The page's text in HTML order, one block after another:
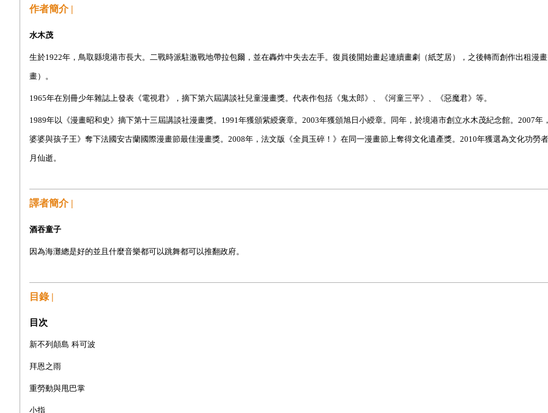
作者簡介 |
水木茂
生於1922年，鳥取縣境港市長大。二戰時派駐激戰地帶拉包爾，並在轟炸中失去左手。復員後開始畫起連續畫劇（紙芝居），之後轉而創作出租漫
畫）。
1965年在別冊少年雜誌上發表《電視君》，摘下第六屆講談社兒童漫畫獎。代表作包括《鬼太郎》、《河童三平》、《惡魔君》等。
1989年以《漫畫昭和史》摘下第十三屆講談社漫畫獎。 1991年獲頒紫綬褒章。 2003年獲頒旭日小綬章。同年，於境港市創立水木茂紀念館。 2007年
婆婆與孩子王》奪下法國安古蘭國際漫畫節最佳漫畫獎。 2008年，法文版《全員玉碎！》在同一漫畫節上奪得文化遺產獎。 2010年獲選為文化功勞
月仙逝。
譯者簡介 |
酒吞童子
因為海灘總是好的並且什麼音樂都可以跳舞都可以推翻政府。
目錄 |
目次
新不列顛島 科可波
拜恩之雨
重勞動與甩巴掌
小指